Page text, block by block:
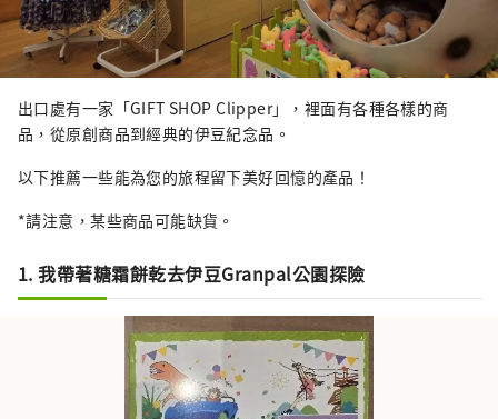
出口處有一家「GIFT SHOP Clipper」，裡面有各種各樣的商
品，從原創商品到經典的伊豆紀念品。
以下推薦一些能為您的旅程留下美好回憶的產品！
*請注意，某些商品可能缺貨。
1. 我帶著糖霜餅乾去伊豆Granpal公園探險